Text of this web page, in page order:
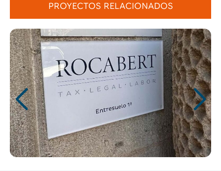
PROYECTOS RELACIONADOS